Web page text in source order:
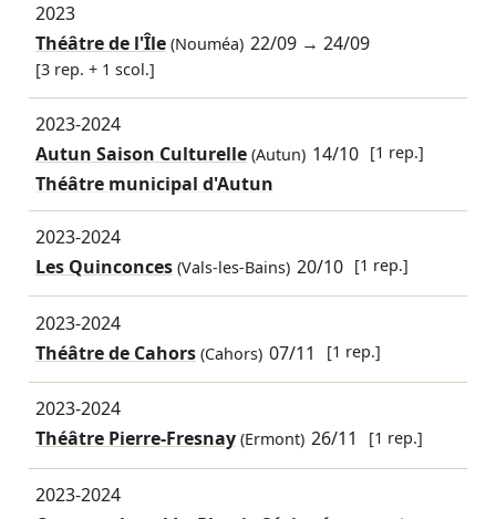
2023
Théâtre de l'Île(Nouméa) 22/09 →24/09
[3 rep. + 1 scol.]
2023-2024
Autun Saison Culturelle(Autun) 14/10 [1 rep.]
Théâtre municipal d'Autun
2023-2024
Les Quinconces(Vals-les-Bains) 20/10 [1 rep.]
2023-2024
Théâtre de Cahors(Cahors) 07/11 [1 rep.]
2023-2024
Théâtre Pierre-Fresnay(Ermont) 26/11 [1 rep.]
2023-2024